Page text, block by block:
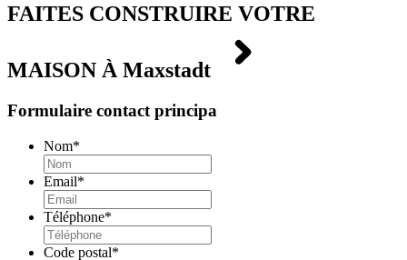
FAITES CONSTRUIRE VOTRE
MAISON À Maxstadt
Formulaire contact principa
Nom*
Email*
Téléphone*
Code postal*